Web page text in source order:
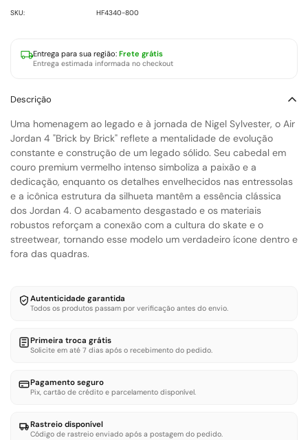
SKU: HF4340-800
Entrega para sua região: Frete grátis
Entrega estimada informada no checkout
Descrição
Uma homenagem ao legado e à jornada de Nigel Sylvester, o Air
Jordan 4 "Brick by Brick" reflete a mentalidade de evolução
constante e construção de um legado sólido. Seu cabedal em
couro premium vermelho intenso simboliza a paixão e a
dedicação, enquanto os detalhes envelhecidos nas entressolas
e a icônica estrutura da silhueta mantêm a essência clássica
dos Jordan 4. O acabamento desgastado e os materiais
robustos reforçam a conexão com a cultura do skate e o
streetwear, tornando esse modelo um verdadeiro ícone dentro e
fora das quadras.
Autenticidade garantida
Todos os produtos passam por verificação antes do envio.
Primeira troca grátis
Solicite em até 7 dias após o recebimento do pedido.
Pagamento seguro
Pix, cartão de crédito e parcelamento disponível.
Rastreio disponível
Código de rastreio enviado após a postagem do pedido.